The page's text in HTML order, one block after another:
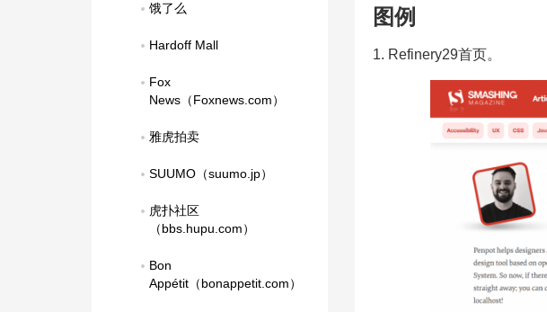
饿了么
Hardoff Mall
Fox
News（Foxnews.com）
雅虎拍卖
SUUMO（suumo.jp）
虎扑社区
（bbs.hupu.com）
Bon
Appétit（bonappetit.com）
图例
1. Refinery29首页。